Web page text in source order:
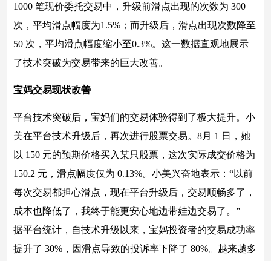
1000 笔现价委托交易中，升级前滑点出现的次数为 300
次，平均滑点幅度为1.5%；而升级后，滑点出现次数降至
50 次，平均滑点幅度缩小至0.3%。这一数据直观地展示
了技术突破为交易带来的巨大改善。
宝妈交易现状改善
平台技术突破后，宝妈们的交易体验得到了极大提升。小
美在平台技术升级后，再次进行股票交易。8月 1 日，她
以 150 元的预期价格买入某只股票，这次实际成交价格为
150.2 元，滑点幅度仅为 0.13%。小美兴奋地表示：“以前
每次交易都担心滑点，现在平台升级后，交易顺畅多了，
成本也降低了，我终于能更安心地边带娃边交易了。”
据平台统计，自技术升级以来，宝妈投资者的交易成功率
提升了 30%，因滑点导致的投诉率下降了 80%。越来越多